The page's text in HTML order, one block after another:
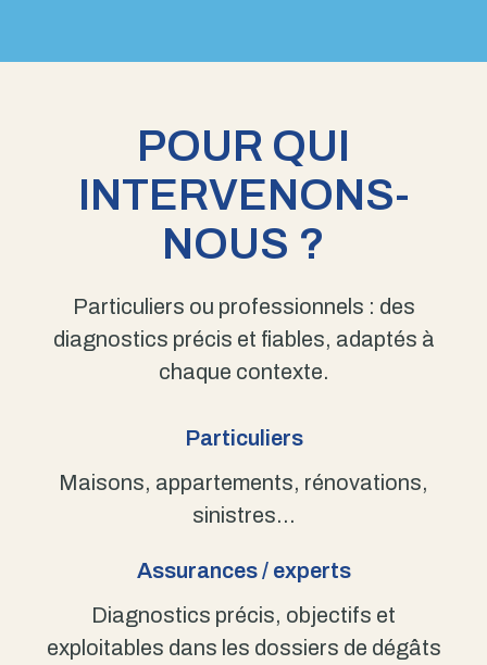
POUR QUI
INTERVENONS-
NOUS ?
Particuliers ou professionnels : des
diagnostics précis et fiables, adaptés à
chaque contexte.
Particuliers
Maisons, appartements, rénovations,
sinistres…
Assurances / experts
Diagnostics précis, objectifs et
exploitables dans les dossiers de dégâts